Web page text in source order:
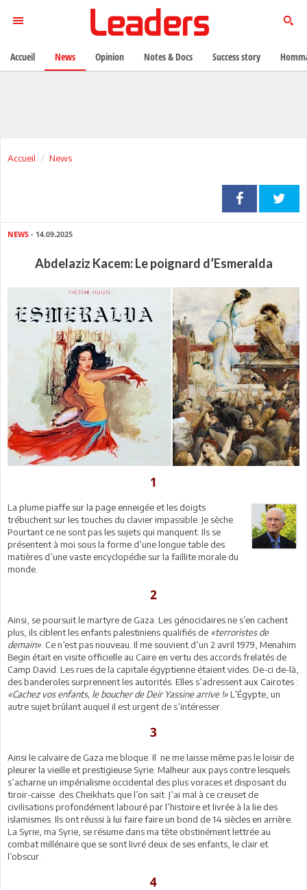
Accueil News
NEWS - 14.09.2025
Abdelaziz Kacem: Le poignard d’Esmeralda
1
La plume piaffe sur la page enneigée et les doigts
trébuchent sur les touches du clavier impassible. Je sèche.
Pourtant ce ne sont pas les sujets qui manquent. Ils se
présentent à moi sous la forme d’une longue table des
matières d’une vaste encyclopédie sur la faillite morale du
monde.
2
Ainsi, se poursuit le martyre de Gaza. Les génocidaires ne s’en cachent
plus, ils ciblent les enfants palestiniens qualifiés de «terroristes de
demain» . Ce n’est pas nouveau. Il me souvient d’un 2 avril 1979, Menahim
Begin était en visite officielle au Caire en vertu des accords frelatés de
Camp David. Les rues de la capitale égyptienne étaient vides. De-ci de-là,
des banderoles surprennent les autorités. Elles s’adressent aux Cairotes :
«Cachez vos enfants, le boucher de Deir Yassine arrive !»L’Égypte, un
autre sujet brûlant auquel il est urgent de s’intéresser.
3
Ainsi le calvaire de Gaza me bloque. Il ne me laisse même pas le loisir de
pleurer la vieille et prestigieuse Syrie. Malheur aux pays contre lesquels
s’acharne un impérialisme occidental des plus voraces et disposant du
tiroir-caisse des Cheikhats que l’on sait. J’ai mal à ce creuset de
civilisations profondément labouré par l’histoire et livrée à la lie des
islamismes. Ils ont réussi à lui faire faire un bond de 14 siècles en arrière.
La Syrie, ma Syrie, se résume dans ma tête obstinément lettrée au
combat millénaire que se sont livré deux de ses enfants, le clair et
l’obscur.
4
Accueil News Opinion Notes & Docs Success story